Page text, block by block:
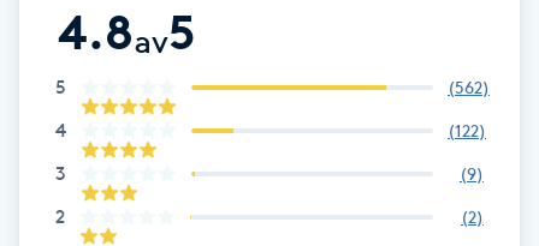
Cryoterapi
Damklippning
Dermapen
4.8av5
5 (562)
4 (122)
3 (9)
2 (2)